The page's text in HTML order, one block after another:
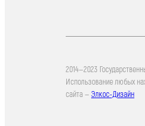
2014—2023
Использование любых
сайта — Элкос-Дизайн